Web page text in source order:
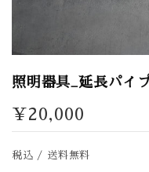
照明器具_延長パイ
¥20,000
税込 / 送料無料